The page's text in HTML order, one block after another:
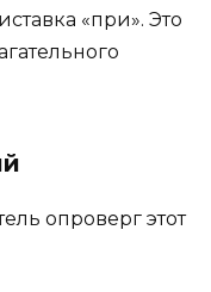
«при». Это
опроверг этот